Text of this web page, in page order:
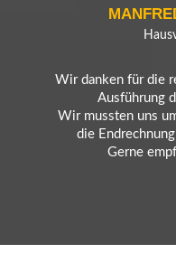
Wir danken für die
Ausführung
Wir mussten uns
die
Gerne